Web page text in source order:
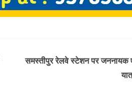
समस्तीपुर रेलवे स्टेशन पर